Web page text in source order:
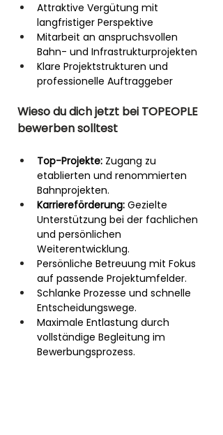
Attraktive Vergütung mit
langfristiger Perspektive
Mitarbeit an anspruchsvollen
Bahn- und Infrastrukturprojekten
Klare Projektstrukturen und
professionelle Auftraggeber
Wieso du dich jetzt bei TOPEOPLE
bewerben solltest
Top-Projekte: Zugang zu
etablierten und renommierten
Bahnprojekten.
Karriereförderung: Gezielte
Unterstützung bei der fachlichen
und persönlichen
Weiterentwicklung.
Persönliche Betreuung mit Fokus
auf passende Projektumfelder.
Schlanke Prozesse und schnelle
Entscheidungswege.
Maximale Entlastung durch
vollständige Begleitung im
Bewerbungsprozess.